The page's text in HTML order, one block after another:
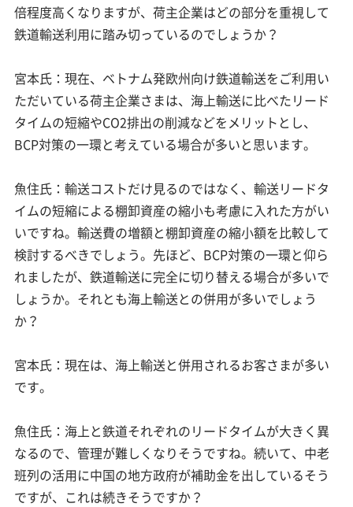
倍程度高くなりますが、荷主企業はどの部分を重視して
鉄道輸送利用に踏み切っているのでしょうか？
宮本氏：現在、ベトナム発欧州向け鉄道輸送をご利用い
ただいている荷主企業さまは、海上輸送に比べたリード
タイムの短縮やCO2排出の削減などをメリットとし、
BCP対策の一環と考えている場合が多いと思います。
魚住氏：輸送コストだけ見るのではなく、輸送リードタ
イムの短縮による棚卸資産の縮小も考慮に入れた方がい
いですね。輸送費の増額と棚卸資産の縮小額を比較して
検討するべきでしょう。先ほど、BCP対策の一環と仰ら
れましたが、鉄道輸送に完全に切り替える場合が多いで
しょうか。それとも海上輸送との併用が多いでしょう
か？
宮本氏：現在は、海上輸送と併用されるお客さまが多い
です。
魚住氏：海上と鉄道それぞれのリードタイムが大きく異
なるので、管理が難しくなりそうですね。続いて、中老
班列の活用に中国の地方政府が補助金を出しているそう
ですが、これは続きそうですか？